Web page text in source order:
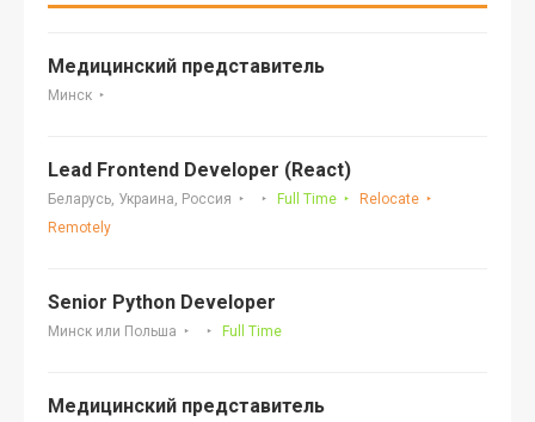
Медицинский представитель
Минск
Lead Frontend Developer (React)
Беларусь, Украина, Россия Full Time
Relocate
Remotely
Senior Python Developer
Минск или Польша Full Time
Медицинский представитель